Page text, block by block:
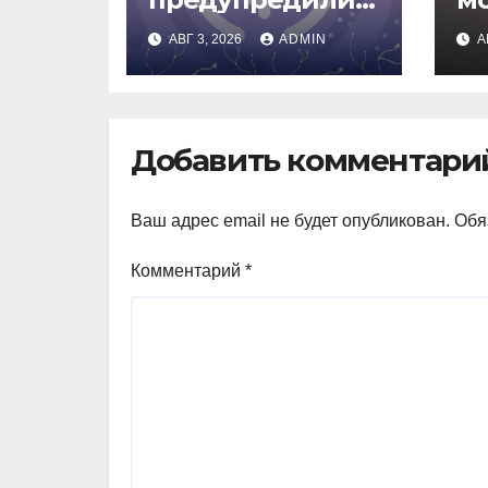
рисках сделки
Circle и IBM
АВГ 3, 2026 ADMIN
Добавить
Ваш адрес email не будет опубликован.
Комментарий *